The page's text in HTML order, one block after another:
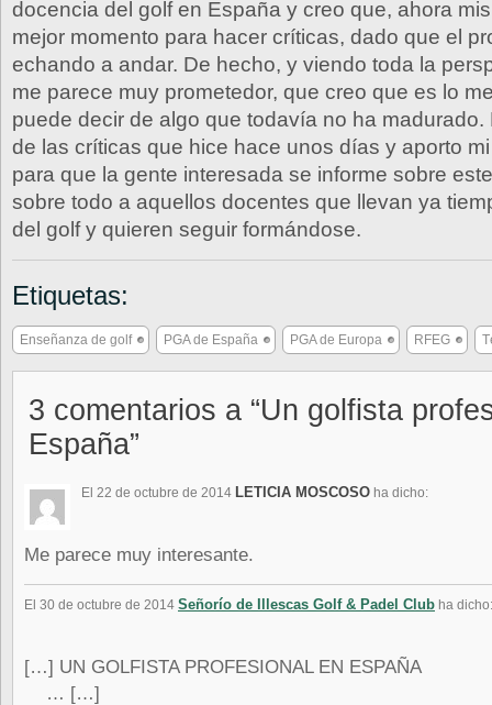
docencia del golf en España y creo que, ahora
mejor momento para hacer críticas, dado que el
echando a andar. De hecho, y viendo toda la
me parece muy prometedor, que creo que es lo
puede decir de algo que todavía no ha madurado.
de las críticas que hice hace unos días y aporto
para que la gente interesada se informe sobre
sobre todo a aquellos docentes que llevan ya
del golf y quieren seguir formándose.
Etiquetas:
Enseñanza de golf PGA de España PGA de Europa RFEG
3 comentarios a “Un golfista
España”
El 22 de octubre de 2014 LETICIA MOSCOSO ha dicho:
Me parece muy interesante.
El 30 de octubre de 2014 Señorío de Illescas Golf & Padel Club ha dicho:
[…] UN GOLFISTA PROFESIONAL
… […]